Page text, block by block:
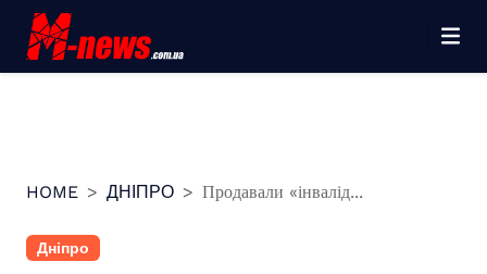
Перейти
вмісту
HOME ДНІПРО Продавали «інвалід...
Дніпро